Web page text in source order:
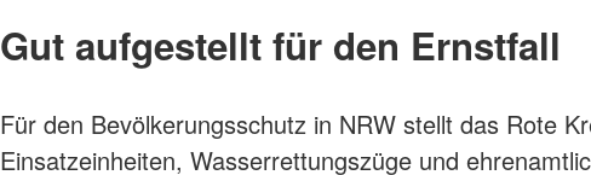
Gut aufgestellt für den Ernstfall
Für den Bevölkerungsschutz in NRW stellt das Rote
Einsatzeinheiten, Wasserrettungszüge und